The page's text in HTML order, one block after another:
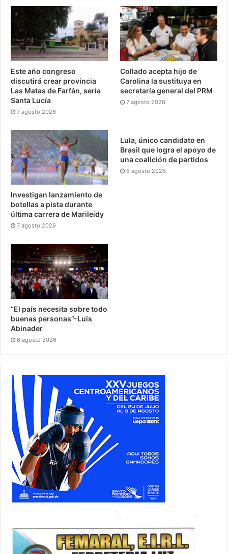
Este año congreso
discutirá crear provincia
Las Matas de Farfán, sería
Santa Lucía
7 agosto 2026
Collado acepta hijo de
Carolina la sustituya en
secretaría general del PRM
7 agosto 2026
Investigan lanzamiento de
botellas a pista durante
última carrera de Marileidy
7 agosto 2026
Lula, único candidato en
Brasil que logra el apoyo de
una coalición de partidos
6 agosto 2026
“El país necesita sobre todo
buenas personas”-Luis
Abinader
6 agosto 2026